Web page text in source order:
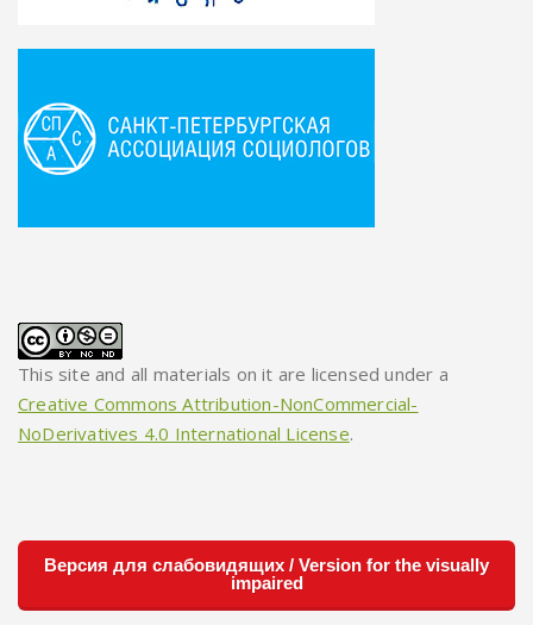
This site and all materials on it are licensed under a
Creative Commons Attribution-NonCommercial-
NoDerivatives 4.0 International License.
Версия для слабовидящих / Version for the visually
impaired